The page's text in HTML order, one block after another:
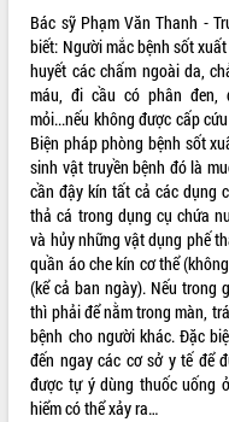
Bác sỹ Phạm Văn Thanh -
biết: Người mắc bệnh sốt
huyết các chấm ngoài da,
máu, đi cầu có phân đen,
mỏi...nếu không được cấp
Biện pháp phòng bệnh sốt
sinh vật truyền bệnh đó là
cần đậy kín tất cả các dụng
thả cá trong dụng cụ chứa
và hủy những vật dụng phế
quần áo che kín cơ thể
(kể cả ban ngày). Nếu trong
thì phải để nằm trong màn,
bệnh cho người khác. Đặc
đến ngay các cơ sở y tế để
được tự ý dùng thuốc uống
hiểm có thể xảy ra…